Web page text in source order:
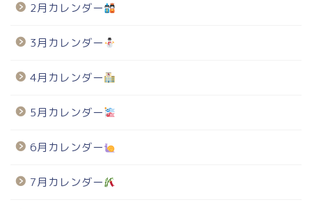
2月カレンダー
3月カレンダー
4月カレンダー
5月カレンダー
6月カレンダー
7月カレンダー